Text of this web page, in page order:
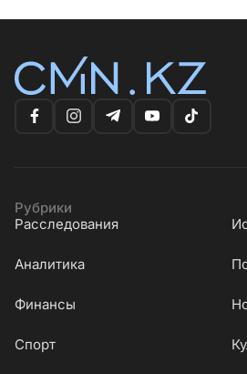
Рубрики
Расследования
Аналитика
Финансы
Cпорт